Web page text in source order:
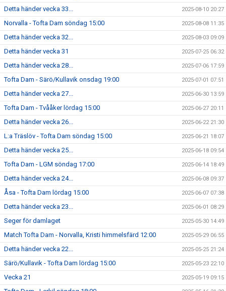
Detta händer vecka 33... 2025-08-10 20:27
Norvalla - Tofta Dam söndag 15:00 2025-08-08 11:35
Detta händer vecka 32... 2025-08-03 09:09
Detta händer vecka 31 2025-07-25 06:32
Detta händer vecka 28... 2025-07-06 17:59
Tofta Dam - Särö/Kullavik onsdag 19:00 2025-07-01 07:51
Detta händer vecka 27... 2025-06-30 13:59
Tofta Dam - Tvååker lördag 15:00 2025-06-27 20:11
Detta händer vecka 26... 2025-06-22 21:30
L:a Träslöv - Tofta Dam söndag 15:00 2025-06-21 18:07
Detta händer vecka 25... 2025-06-18 09:54
Tofta Dam - LGM söndag 17:00 2025-06-14 18:49
Detta händer vecka 24... 2025-06-08 09:37
Åsa - Tofta Dam lördag 15:00 2025-06-07 07:38
Detta händer vecka 23... 2025-06-01 08:29
Seger för damlaget 2025-05-30 14:49
Match Tofta Dam - Norvalla, Kristi himmelsfärd 12:00 2025-05-29 06:55
Detta händer vecka 22... 2025-05-25 21:24
Särö/Kullavik - Tofta Dam lördag 15:00 2025-05-23 22:10
Vecka 21 2025-05-19 09:15